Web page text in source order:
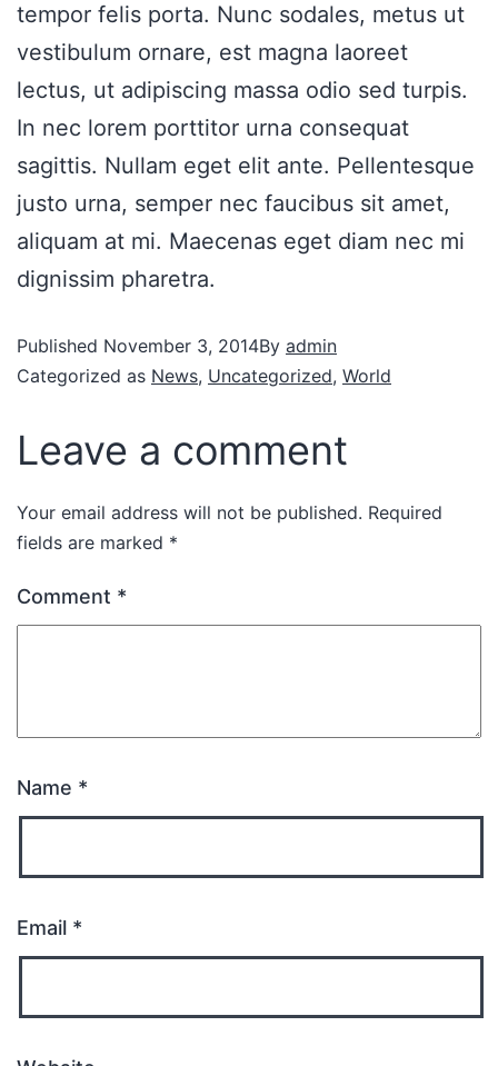
tempor felis porta. Nunc sodales, metus ut
vestibulum ornare, est magna laoreet
lectus, ut adipiscing massa odio sed turpis.
In nec lorem porttitor urna consequat
sagittis. Nullam eget elit ante. Pellentesque
justo urna, semper nec faucibus sit amet,
aliquam at mi. Maecenas eget diam nec mi
dignissim pharetra.
Published November 3, 2014By admin
Categorized as News, Uncategorized, World
Leave a comment
Your email address will not be published. Required
fields are marked *
Comment *
Name *
Email *